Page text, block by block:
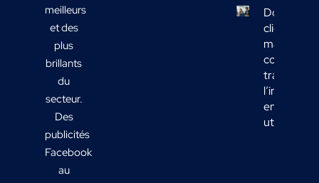
meilleurs
et des
plus
brillants
du
secteur.
Des
publicités
Facebook
au
Données
clients
marketing :
comment
en actions
utiles ?